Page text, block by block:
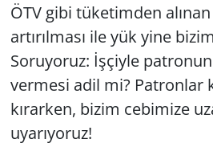
ÖTV gibi tüketimden
artırılması ile yük yine
Soruyoruz: İşçiyle
vermesi adil mi? Patronlar
kırarken, bizim cebimize
uyarıyoruz!